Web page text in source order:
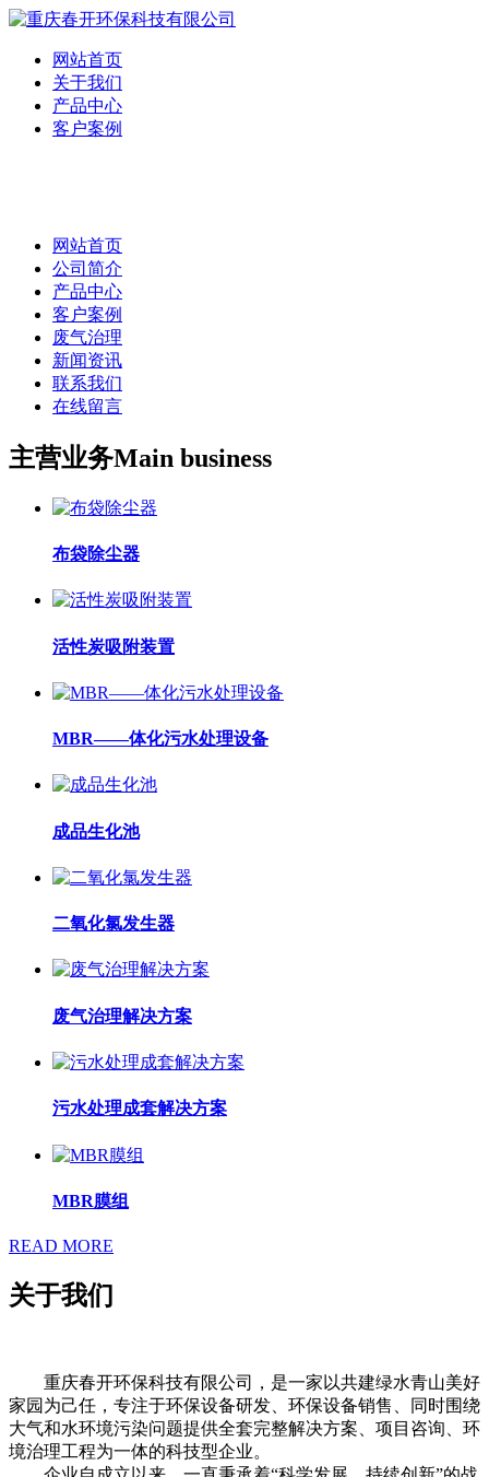
网站首页
关于我们
产品中心
客户案例
网站首页
公司简介
产品中心
客户案例
废气治理
新闻资讯
联系我们
在线留言
主营业务Main business
布袋除尘器
活性炭吸附装置
MBR——体化污水处理设备
成品生化池
二氧化氯发生器
废气治理解决方案
污水处理成套解决方案
MBR膜组
READ MORE
关于我们
重庆春开环保科技有限公司，是一家以共建绿水青山美好
家园为己任，专注于环保设备研发、环保设备销售、同时围绕
大气和水环境污染问题提供全套完整解决方案、项目咨询、环
境治理工程为一体的科技型企业。